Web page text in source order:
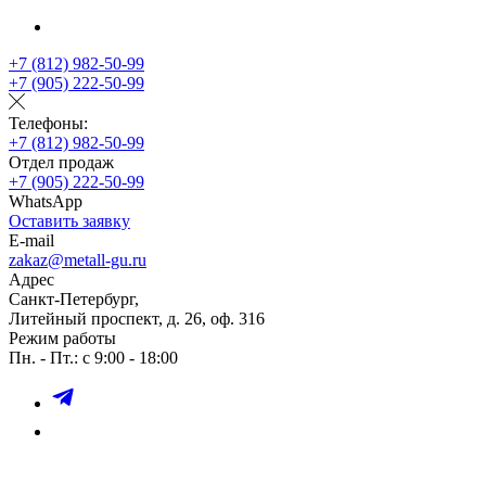
+7 (812) 982-50-99
+7 (905) 222-50-99
Телефоны:
+7 (812) 982-50-99
Отдел продаж
+7 (905) 222-50-99
WhatsApp
Оставить заявку
E-mail
zakaz@metall-gu.ru
Адрес
Санкт-Петербург,
Литейный проспект, д. 26, оф. 316
Режим работы
Пн. - Пт.: с 9:00 - 18:00